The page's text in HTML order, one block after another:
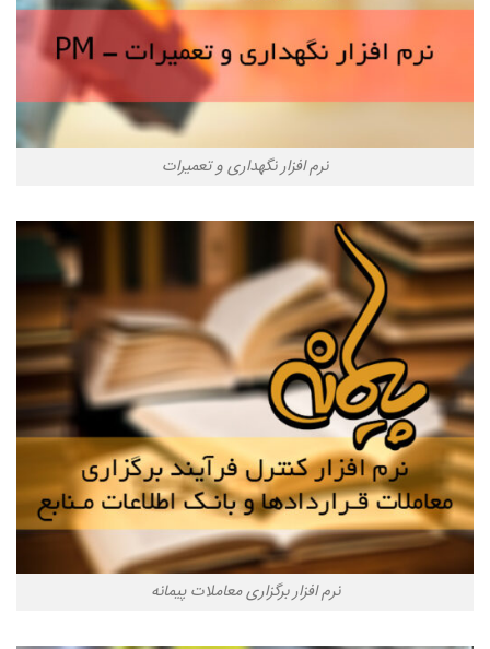
نرم افزار نگهداری و تعمیرات
نرم افزار برگزاری معاملات پیمانه